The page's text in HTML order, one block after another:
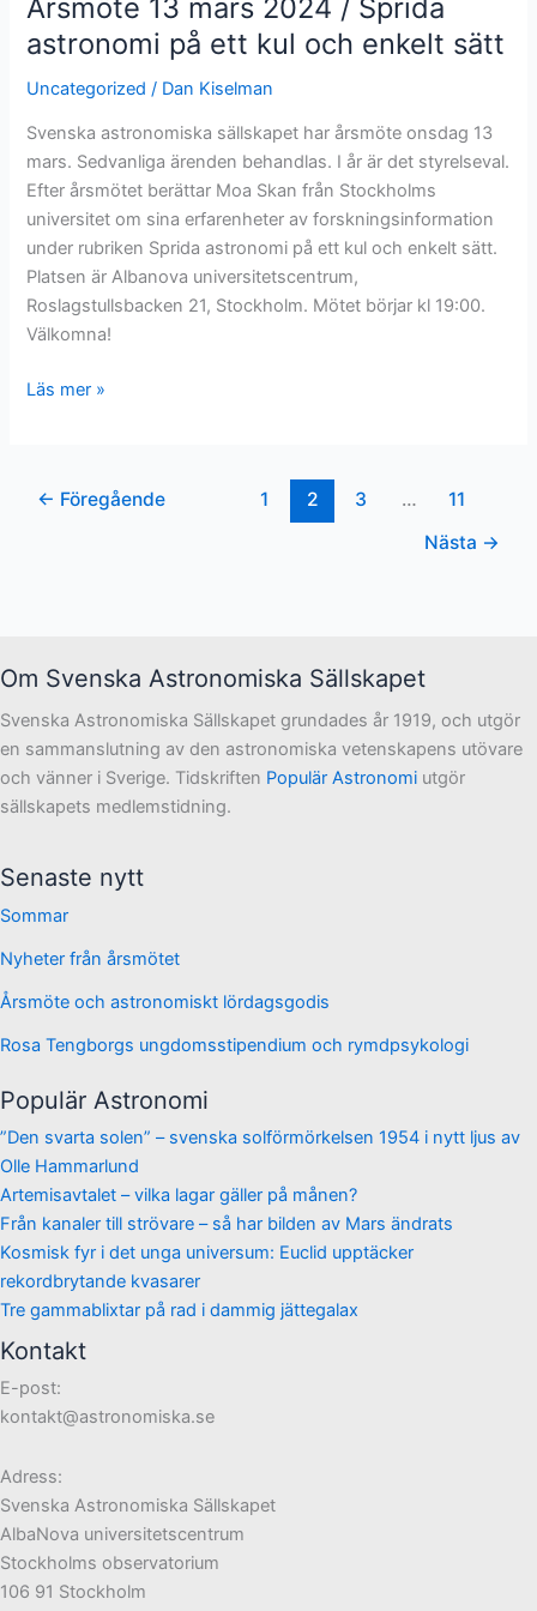
Årsmöte 13 mars 2024 / Sprida
astronomi på ett kul och enkelt sätt
Uncategorized / Dan Kiselman
Svenska astronomiska sällskapet har årsmöte onsdag 13
mars. Sedvanliga ärenden behandlas. I år är det styrelseval.
Efter årsmötet berättar Moa Skan från Stockholms
universitet om sina erfarenheter av forskningsinformation
under rubriken Sprida astronomi på ett kul och enkelt sätt.
Platsen är Albanova universitetscentrum,
Roslagstullsbacken 21, Stockholm. Mötet börjar kl 19:00.
Välkomna!
Årsmöte
och
Läs mer »
← Föregående 1 2 3 …
11
Nästa →
Om Svenska Astronomiska Sällskapet
Svenska Astronomiska Sällskapet grundades år 1919, och utgör
en sammanslutning av den astronomiska vetenskapens utövare
och vänner i Sverige. Tidskriften Populär Astronomi utgör
sällskapets medlemstidning.
Senaste nytt
Sommar
Nyheter från årsmötet
Årsmöte och astronomiskt lördagsgodis
Rosa Tengborgs ungdomsstipendium och rymdpsykologi
Populär Astronomi
”Den svarta solen” – svenska solförmörkelsen 1954 i nytt ljus av
Olle Hammarlund
Artemisavtalet – vilka lagar gäller på månen?
Från kanaler till strövare – så har bilden av Mars ändrats
Kosmisk fyr i det unga universum: Euclid upptäcker
rekordbrytande kvasarer
Tre gammablixtar på rad i dammig jättegalax
Kontakt
E-post:
kontakt@astronomiska.se
Adress:
Svenska Astronomiska Sällskapet
AlbaNova universitetscentrum
Stockholms observatorium
106 91 Stockholm